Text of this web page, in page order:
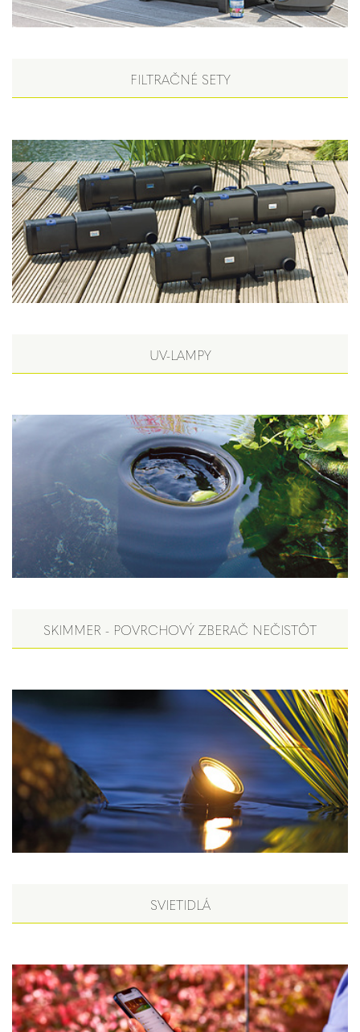
FILTRAČNÉ SETY
UV-LAMPY
SKIMMER - POVRCHOVÝ ZBERAČ NEČISTÔT
SVIETIDLÁ